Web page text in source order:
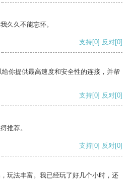
久久不能忘怀。
支持[0] 反对[0]
你提供最高速度和安全性的连接，并帮
支持[0] 反对[0]
推荐。
支持[0] 反对[0]
玩法丰富。我已经玩了好几个小时，还